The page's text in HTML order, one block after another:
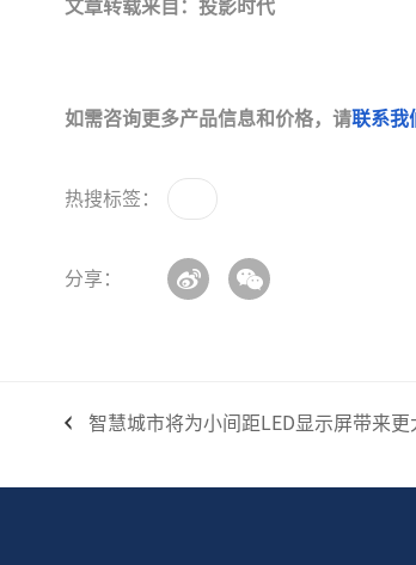
文章转载来自：投影时代
如需咨询更多产品信息和价格，请联系我
热搜标签：
分享：
智慧城市将为小间距LED显示屏带来更